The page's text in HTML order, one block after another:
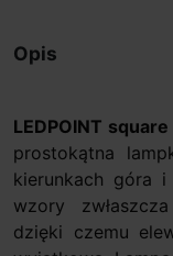
Opis
LEDPOINT
prostokątna
kierunkach góra
wzory
dzięki czemu